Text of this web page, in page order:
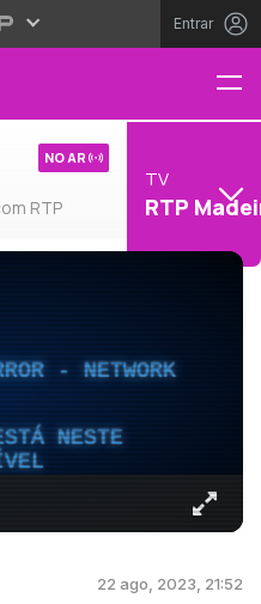
Entrar
RTP
NO AR
TV
RTP
- NETWORK
NESTE
22 ago, 2023, 21:52